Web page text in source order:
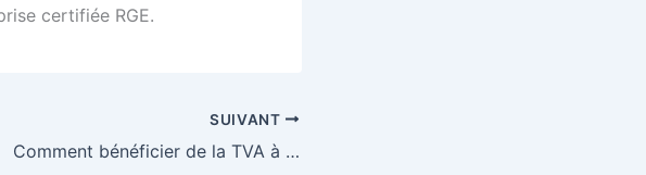
certifiée RGE.
SUIVANT
Comment bénéficier de la TVA à 5,5 % pour les travaux d’amélioration de la qualité énergétique ?